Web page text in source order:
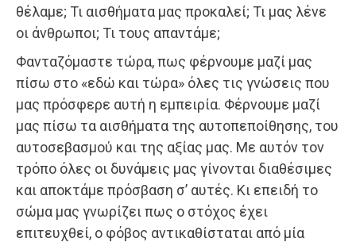
θέλαμε; Τι αισθήματα μας προκαλεί; Τι μας λένε
οι άνθρωποι; Τι τους απαντάμε;
Φανταζόμαστε τώρα, πως φέρνουμε μαζί μας
πίσω στο «εδώ και τώρα» όλες τις γνώσεις που
μας πρόσφερε αυτή η εμπειρία. Φέρνουμε μαζί
μας πίσω τα αισθήματα της αυτοπεποίθησης, του
αυτοσεβασμού και της αξίας μας. Με αυτόν τον
τρόπο όλες οι δυνάμεις μας γίνονται διαθέσιμες
και αποκτάμε πρόσβαση σ’ αυτές. Κι επειδή το
σώμα μας γνωρίζει πως ο στόχος έχει
επιτευχθεί, ο φόβος αντικαθίσταται από μία